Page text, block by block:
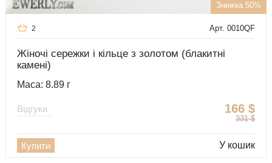
Знижка 50%
Арт. 0010QF
2
Жіночі сережки і кільце з золотом (блакитні
камені)
Маса: 8.89 г
166 $
331 $
Відгуки
Купити У кошик